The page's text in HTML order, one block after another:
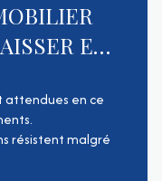
EN
attendues en ce
résistent malgré